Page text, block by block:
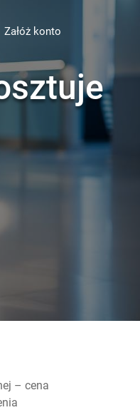
Załóż konto
– cena